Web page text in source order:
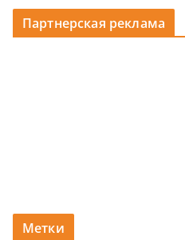
Партнерская реклама
Метки